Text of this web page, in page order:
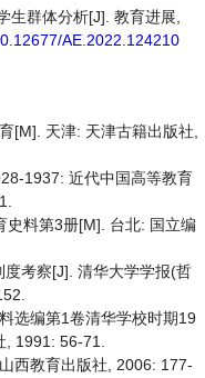
生群体分析[J]. 教育进展,
AE.2022.124210
[M]. 天津: 天津古籍出版社,
1937: 近代中国高等教育
史料第3册[M]. 台北: 国立编
考察[J]. 清华大学学报(哲
选编第1卷清华学校时期19
1991: 56-71.
西教育出版社, 2006: 177-